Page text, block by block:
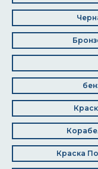
Краска